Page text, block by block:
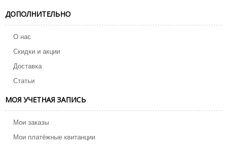
ДОПОЛНИТЕЛЬНО
О нас
Скидки и акции
Доставка
Статьи
МОЯ УЧЕТНАЯ ЗАПИСЬ
Мои заказы
Мои платёжные квитанции